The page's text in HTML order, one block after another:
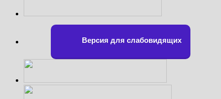
Версия для слабовидящих